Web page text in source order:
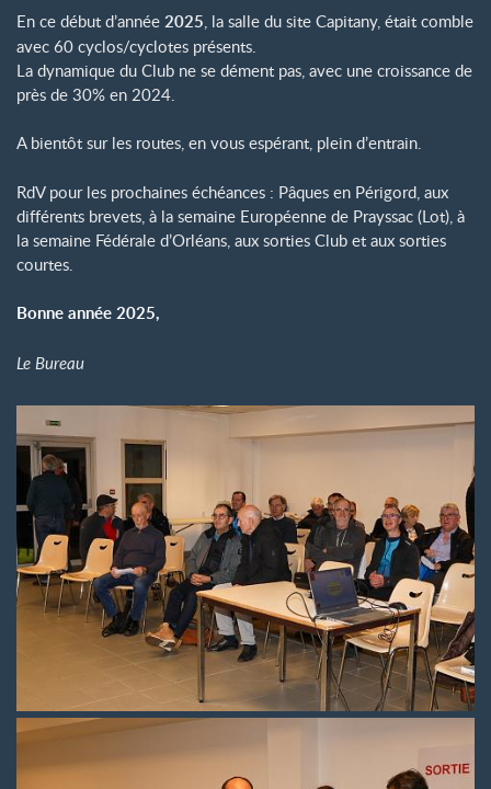
En ce début d’année 2025 , la salle du site Capitany, était comble
avec 60 cyclos/cyclotes présents.
La dynamique du Club ne se dément pas, avec une croissance de
près de 30% en 2024.
A bientôt sur les routes, en vous espérant, plein d’entrain.
RdV pour les prochaines échéances : Pâques en Périgord, aux
différents brevets, à la semaine Européenne de Prayssac (Lot), à
la semaine Fédérale d’Orléans, aux sorties Club et aux sorties
courtes.
Bonne année 2025,
Le Bureau